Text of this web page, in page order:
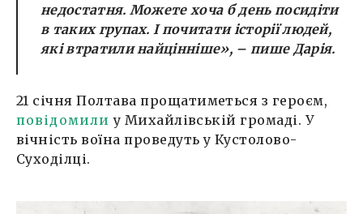
недостатня. Можете хоча б день посидіти
в таких групах. І почитати історії людей,
які втратили найцінніше», – пише Дарія.
21 січня Полтава прощатиметься з героєм,
повідомили у Михайлівській громаді. У
вічність воїна проведуть у Кустолово-
Суходілці.